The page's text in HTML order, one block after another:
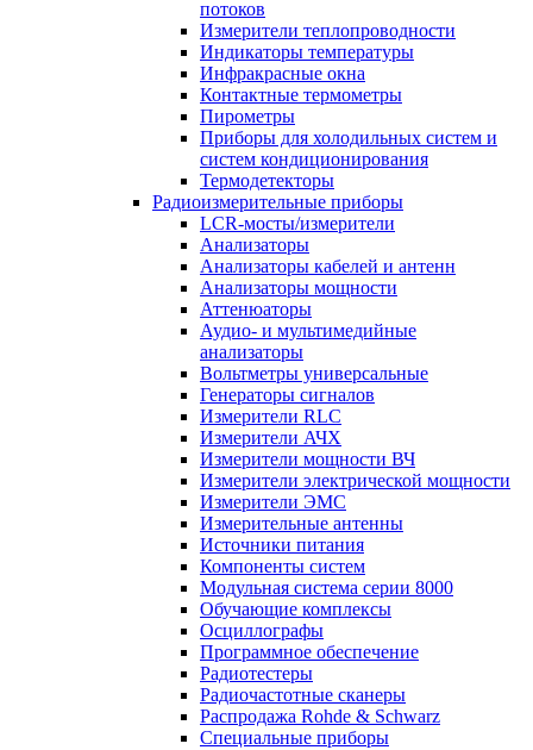
потоков
Измерители теплопроводности
Индикаторы температуры
Инфракрасные окна
Контактные термометры
Пирометры
Приборы для холодильных систем и
систем кондиционирования
Термодетекторы
Радиоизмерительные приборы
LCR-мосты/измерители
Анализаторы
Анализаторы кабелей и антенн
Анализаторы мощности
Аттенюаторы
Аудио- и мультимедийные
анализаторы
Вольтметры универсальные
Генераторы сигналов
Измерители RLC
Измерители АЧХ
Измерители мощности ВЧ
Измерители электрической мощности
Измерители ЭМС
Измерительные антенны
Источники питания
Компоненты систем
Модульная система серии 8000
Обучающие комплексы
Осциллографы
Программное обеспечение
Радиотестеры
Радиочастотные сканеры
Распродажа Rohde & Schwarz
Специальные приборы